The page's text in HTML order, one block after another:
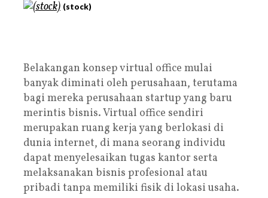
(stock)
Belakangan konsep virtual office mulai
banyak diminati oleh perusahaan, terutama
bagi mereka perusahaan startup yang baru
merintis bisnis. Virtual office sendiri
merupakan ruang kerja yang berlokasi di
dunia internet, di mana seorang individu
dapat menyelesaikan tugas kantor serta
melaksanakan bisnis profesional atau
pribadi tanpa memiliki fisik di lokasi usaha.